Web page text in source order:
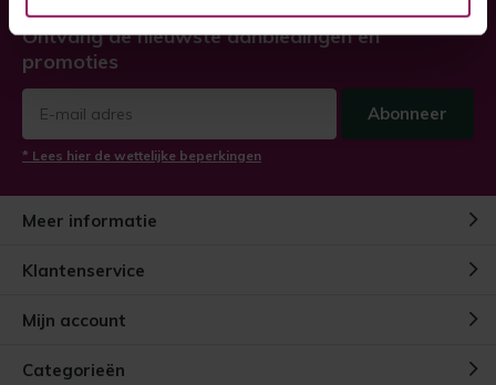
Ontvang de nieuwste aanbiedingen en
promoties
Abonneer
* Lees hier de wettelijke beperkingen
Meer informatie
Klantenservice
Mijn account
Categorieën